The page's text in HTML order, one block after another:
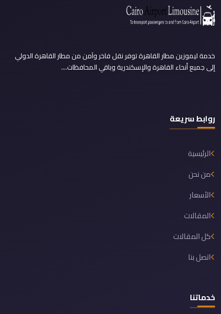
خدمة ليموزين مطار القاهرة توفر نقل فاخر وآمن من مطار القاهرة الدولي
إلى جميع أنحاء القاهرة والإسكندرية وباقي المحافظات....
روابط سريعة
الرئيسية
من نحن
الأسعار
المقالات
كل المقالات
اتصل بنا
خدماتنا